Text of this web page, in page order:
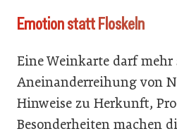
Emotion statt Floskeln
Eine Weinkarte darf mehr
Aneinanderreihung von
Hinweise zu Herkunft,
Besonderheiten machen